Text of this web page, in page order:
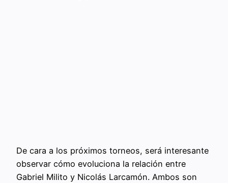
De cara a los próximos torneos, será interesante
observar cómo evoluciona la relación entre
Gabriel Milito y Nicolás Larcamón. Ambos son